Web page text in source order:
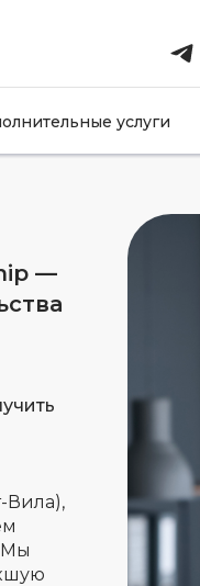
услуги
—
Вила),
Мы